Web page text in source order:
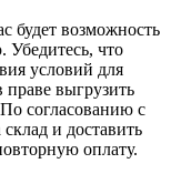
будет возможность
Убедитесь, что
условий для
праве выгрузить
согласованию с
и доставить
оплату.